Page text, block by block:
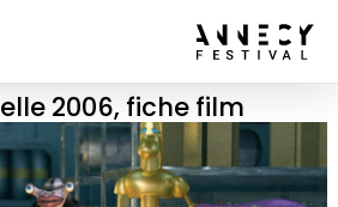
2006, fiche film